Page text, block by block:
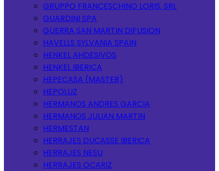
GRUPPO FRANCESCHINO LORIS, SRL
GUARDINI SPA
GUERRA SAN MARTIN DIFUSION
HAVELLS SYLVANIA SPAIN
HENKEL AHDESIVOS
HENKEL IBERICA
HEPECASA (MASTER)
HEPOLUZ
HERMANOS ANDRES GARCIA
HERMANOS JULIAN MARTIN
HERMESTAN
HERRAJES DUCASSE IBERICA
HERRAJES NESU
HERRAJES OCARIZ